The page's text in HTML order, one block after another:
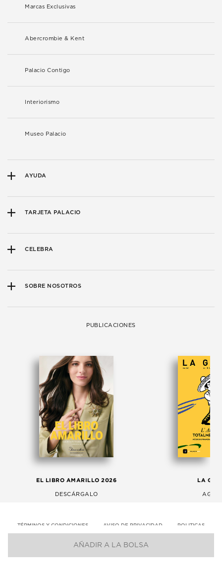
AÑADIR A LA BOLSA
Marcas Exclusivas
Abercrombie & Kent
Palacio Contigo
Interiorismo
Museo Palacio
AYUDA
TARJETA PALACIO
CELEBRA
SOBRE NOSOTROS
PUBLICACIONES
EL LIBRO AMARILLO 2026
DESCÁRGALO
LA
TÉRMINOS Y CONDICIONES AVISO DE PRIVACIDAD POLITICAS